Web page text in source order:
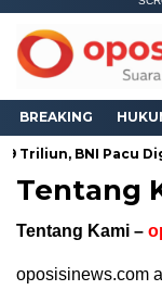
BREAKING
BNI Pacu
Tentang
Tentang Kami –
oposisinews.com